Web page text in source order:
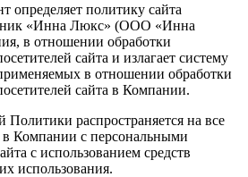
определяет политику сайта
«Инна Люкс» (ООО «Инна
в отношении обработки
сайта и излагает систему
в отношении обработки
сайта в Компании.
Политики распространяется на все
в Компании с персональными
с использованием средств
использования.